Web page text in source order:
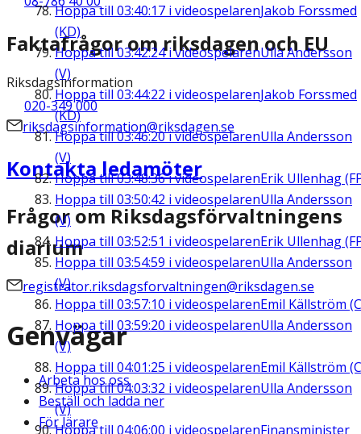
Hoppa till 03:40:17 i videospelarenJakob Forssmed
(KD)
Hoppa till03:42:24i videospelarenUlla Andersson
(V)
Hoppa till 03:44:22 i videospelarenJakob Forssmed
(KD)
Hoppa till03:46:20i videospelarenUlla Andersson
(V)
Hoppa till03:48:36i videospelarenErik Ullenhag
Hoppa till 03:50:42 i videospelarenUlla Andersson
(V)
Hoppa till 03:52:51 i videospelarenErik Ullenhag
Hoppa till 03:54:59 i videospelarenUlla Andersson
(V)
Hoppa till 03:57:10 i videospelarenEmil Källström
Hoppa till 03:59:20 i videospelarenUlla Andersson
(V)
Hoppa till 04:01:25 i videospelarenEmil Källström
Hoppa till04:03:32 i videospelarenUlla Andersson
(V)
Hoppa till 04:06:00 i videospelarenFinansminister
Faktafrågor om riksdagen och EU
Riksdagsinformation
020-349 000
riksdagsinformation@riksdagen.se
Kontakta ledamöter
Frågor om Riksdagsförvaltningens
diarium
registrator.riksdagsforvaltningen@riksdagen.se
Genvägar
Arbeta hos oss
Beställ och ladda ner
För lärare